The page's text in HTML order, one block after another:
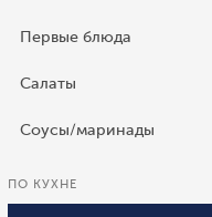
Первые блюда
Салаты
Соусы/маринады
ПО КУХНЕ